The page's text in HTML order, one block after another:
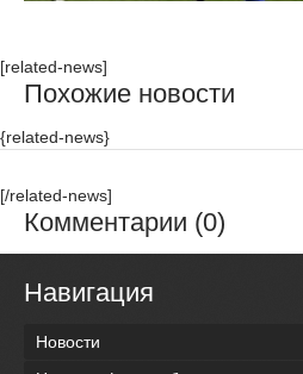
[related-news]
Похожие новости
{related-news}
[/related-news]
Комментарии (0)
Навигация
Новости